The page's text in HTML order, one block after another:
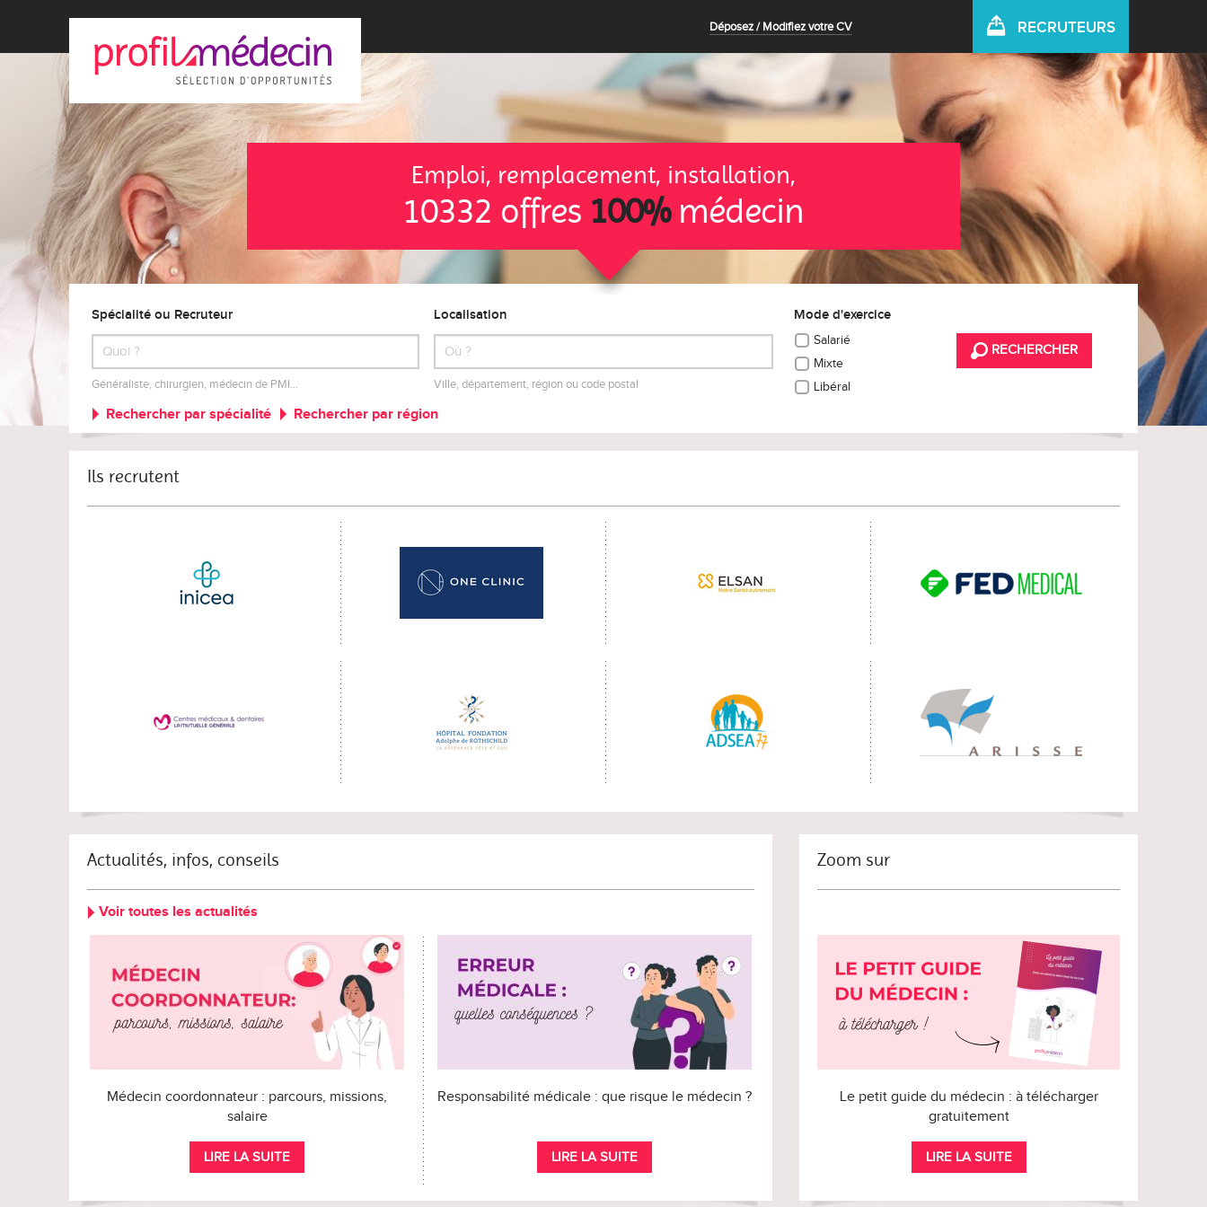
Déposez / Modifiez votre CV RECRUTEURS
Emploi, remplacement, installation,
10332 offres 100%médecin
Spécialité ou Recruteur
Généraliste, chirurgien, médecin de PMI…
Localisation
Ville, département, région ou code postal
Mode d'exercice
Salarié
Mixte
Libéral
RECHERCHER
Rechercher par spécialité Rechercher par région
Ils recrutent
Actualités, infos, conseils
Voir toutes les actualités
Médecin coordonnateur : parcours, missions,
salaire
LIRE LA SUITE
Responsabilité médicale : que risque le médecin ?
LIRE LA SUITE
Zoom sur
Le petit guide du médecin : à télécharger
gratuitement
LIRE LA SUITE